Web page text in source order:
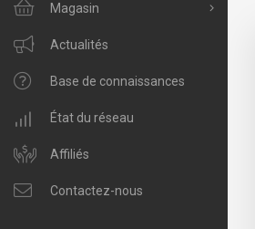
Magasin
Tout parcourir
Windows Hosting
Linux Hosting
VPS Hosting
Domain Related
Actualités
Base de connaissances
État du réseau
Affiliés
Contactez-nous